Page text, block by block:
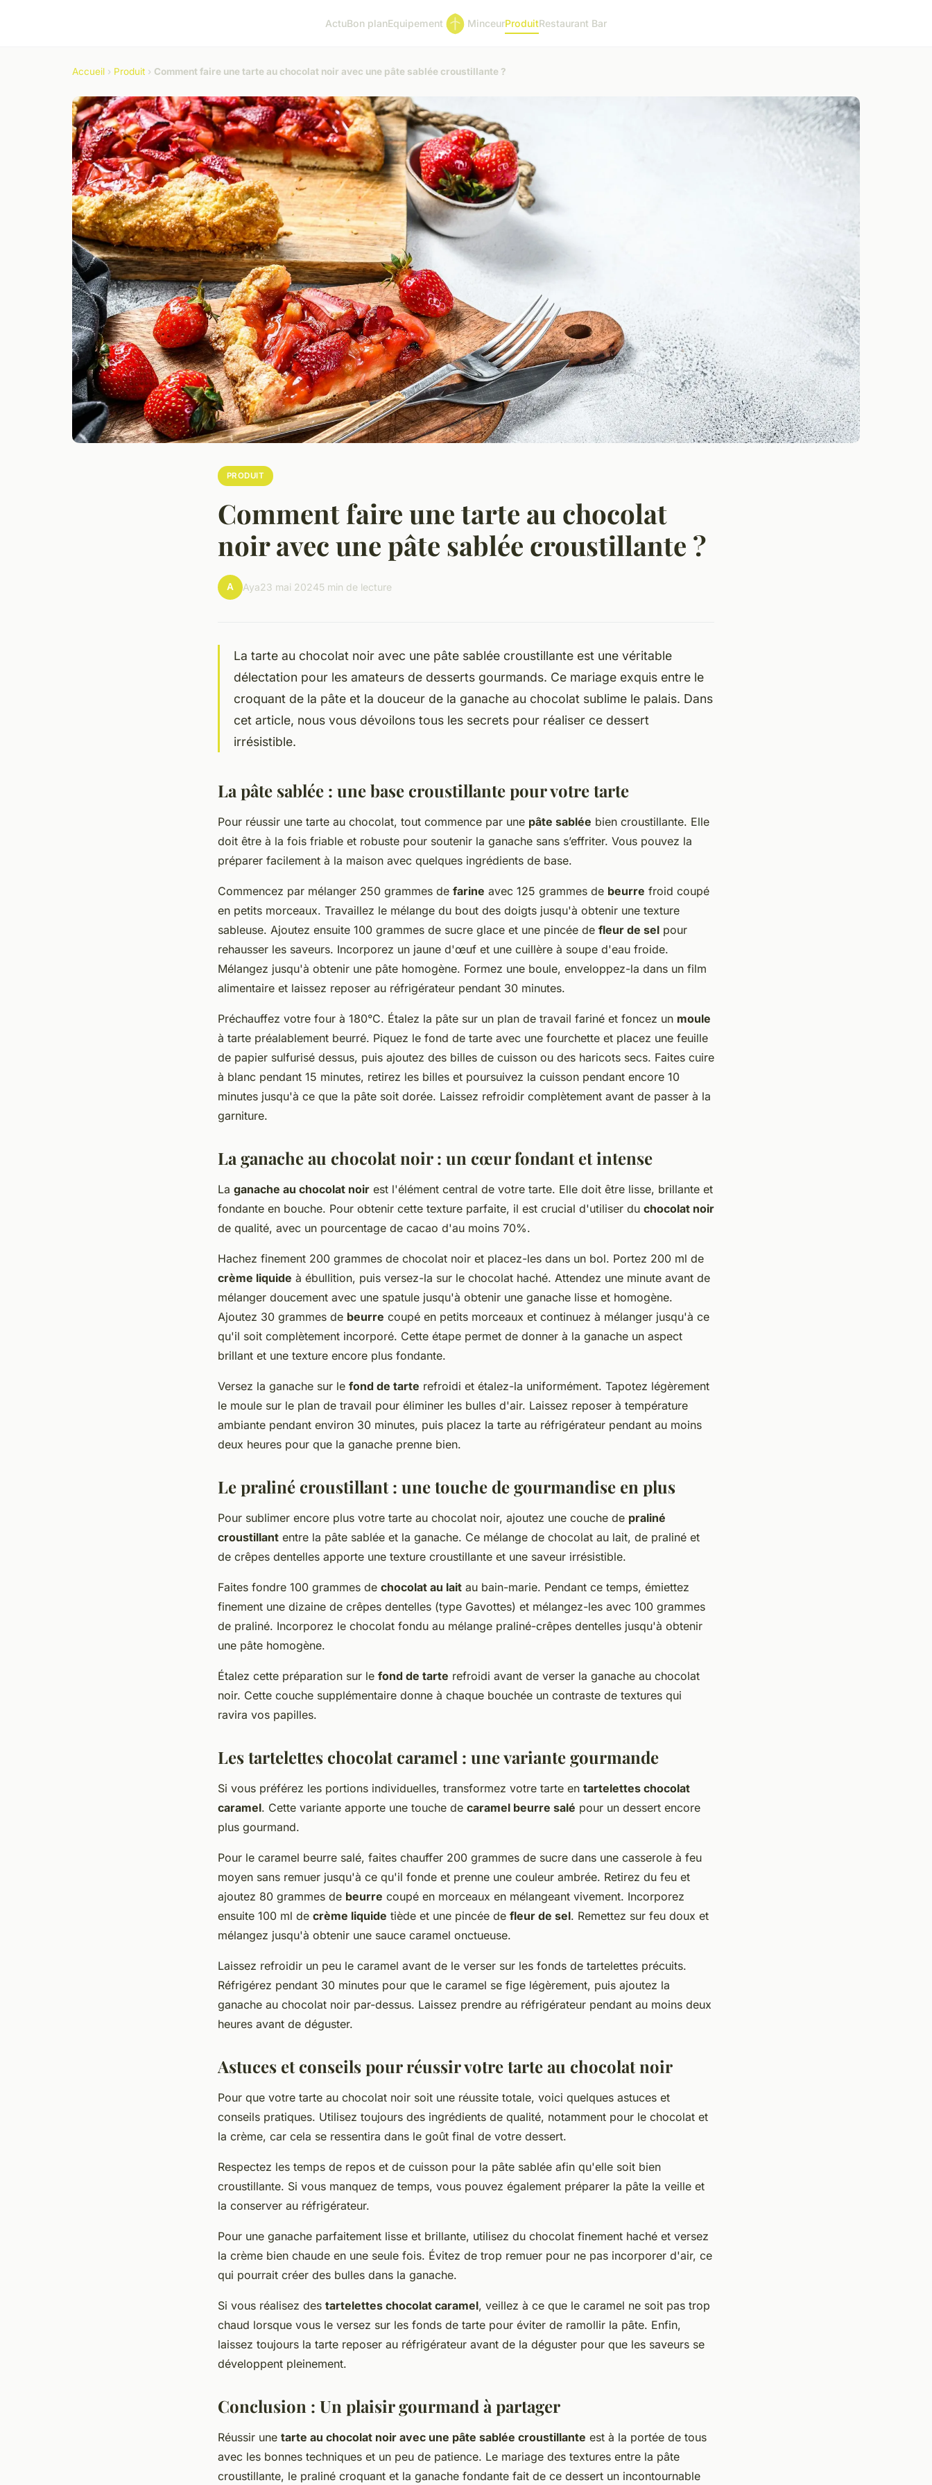
ActuBon planEquipement MinceurProduitRestaurant Bar
Accueil › Produit › Comment faire une tarte au chocolat noir avec une pâte sablée croustillante ?
PRODUIT
Comment faire une tarte au chocolat
noir avec une pâte sablée croustillante ?
A Aya23 mai 20245 min de lecture
La tarte au chocolat noir avec une pâte sablée croustillante est une véritable
délectation pour les amateurs de desserts gourmands. Ce mariage exquis entre le
croquant de la pâte et la douceur de la ganache au chocolat sublime le palais. Dans
cet article, nous vous dévoilons tous les secrets pour réaliser ce dessert
irrésistible.
La pâte sablée : une base croustillante pour votre tarte
Pour réussir une tarte au chocolat, tout commence par une pâte sablée bien croustillante. Elle
doit être à la fois friable et robuste pour soutenir la ganache sans s’effriter. Vous pouvez la
préparer facilement à la maison avec quelques ingrédients de base.
Commencez par mélanger 250 grammes de farine avec 125 grammes de beurre froid coupé
en petits morceaux. Travaillez le mélange du bout des doigts jusqu'à obtenir une texture
sableuse. Ajoutez ensuite 100 grammes de sucre glace et une pincée de fleur de sel pour
rehausser les saveurs. Incorporez un jaune d'œuf et une cuillère à soupe d'eau froide.
Mélangez jusqu'à obtenir une pâte homogène. Formez une boule, enveloppez-la dans un film
alimentaire et laissez reposer au réfrigérateur pendant 30 minutes.
Préchauffez votre four à 180°C. Étalez la pâte sur un plan de travail fariné et foncez un moule
à tarte préalablement beurré. Piquez le fond de tarte avec une fourchette et placez une feuille
de papier sulfurisé dessus, puis ajoutez des billes de cuisson ou des haricots secs. Faites cuire
à blanc pendant 15 minutes, retirez les billes et poursuivez la cuisson pendant encore 10
minutes jusqu'à ce que la pâte soit dorée. Laissez refroidir complètement avant de passer à la
garniture.
La ganache au chocolat noir : un cœur fondant et intense
La ganache au chocolat noir est l'élément central de votre tarte. Elle doit être lisse, brillante et
fondante en bouche. Pour obtenir cette texture parfaite, il est crucial d'utiliser du chocolat noir
de qualité, avec un pourcentage de cacao d'au moins 70%.
Hachez finement 200 grammes de chocolat noir et placez-les dans un bol. Portez 200 ml de
crème liquide à ébullition, puis versez-la sur le chocolat haché. Attendez une minute avant de
mélanger doucement avec une spatule jusqu'à obtenir une ganache lisse et homogène.
Ajoutez 30 grammes de beurre coupé en petits morceaux et continuez à mélanger jusqu'à ce
qu'il soit complètement incorporé. Cette étape permet de donner à la ganache un aspect
brillant et une texture encore plus fondante.
Versez la ganache sur le fond de tarte refroidi et étalez-la uniformément. Tapotez légèrement
le moule sur le plan de travail pour éliminer les bulles d'air. Laissez reposer à température
ambiante pendant environ 30 minutes, puis placez la tarte au réfrigérateur pendant au moins
deux heures pour que la ganache prenne bien.
Le praliné croustillant : une touche de gourmandise en plus
Pour sublimer encore plus votre tarte au chocolat noir, ajoutez une couche de praliné
croustillant entre la pâte sablée et la ganache. Ce mélange de chocolat au lait, de praliné et
de crêpes dentelles apporte une texture croustillante et une saveur irrésistible.
Faites fondre 100 grammes de chocolat au lait au bain-marie. Pendant ce temps, émiettez
finement une dizaine de crêpes dentelles (type Gavottes) et mélangez-les avec 100 grammes
de praliné. Incorporez le chocolat fondu au mélange praliné-crêpes dentelles jusqu'à obtenir
une pâte homogène.
Étalez cette préparation sur le fond de tarte refroidi avant de verser la ganache au chocolat
noir. Cette couche supplémentaire donne à chaque bouchée un contraste de textures qui
ravira vos papilles.
Les tartelettes chocolat caramel : une variante gourmande
Si vous préférez les portions individuelles, transformez votre tarte en tartelettes chocolat
caramel. Cette variante apporte une touche de caramel beurre salé pour un dessert encore
plus gourmand.
Pour le caramel beurre salé, faites chauffer 200 grammes de sucre dans une casserole à feu
moyen sans remuer jusqu'à ce qu'il fonde et prenne une couleur ambrée. Retirez du feu et
ajoutez 80 grammes de beurre coupé en morceaux en mélangeant vivement. Incorporez
ensuite 100 ml de crème liquide tiède et une pincée de fleur de sel. Remettez sur feu doux et
mélangez jusqu'à obtenir une sauce caramel onctueuse.
Laissez refroidir un peu le caramel avant de le verser sur les fonds de tartelettes précuits.
Réfrigérez pendant 30 minutes pour que le caramel se fige légèrement, puis ajoutez la
ganache au chocolat noir par-dessus. Laissez prendre au réfrigérateur pendant au moins deux
heures avant de déguster.
Astuces et conseils pour réussir votre tarte au chocolat noir
Pour que votre tarte au chocolat noir soit une réussite totale, voici quelques astuces et
conseils pratiques. Utilisez toujours des ingrédients de qualité, notamment pour le chocolat et
la crème, car cela se ressentira dans le goût final de votre dessert.
Respectez les temps de repos et de cuisson pour la pâte sablée afin qu'elle soit bien
croustillante. Si vous manquez de temps, vous pouvez également préparer la pâte la veille et
la conserver au réfrigérateur.
Pour une ganache parfaitement lisse et brillante, utilisez du chocolat finement haché et versez
la crème bien chaude en une seule fois. Évitez de trop remuer pour ne pas incorporer d'air, ce
qui pourrait créer des bulles dans la ganache.
Si vous réalisez des tartelettes chocolat caramel, veillez à ce que le caramel ne soit pas trop
chaud lorsque vous le versez sur les fonds de tarte pour éviter de ramollir la pâte. Enfin,
laissez toujours la tarte reposer au réfrigérateur avant de la déguster pour que les saveurs se
développent pleinement.
Conclusion : Un plaisir gourmand à partager
Réussir une tarte au chocolat noir avec une pâte sablée croustillante est à la portée de tous
avec les bonnes techniques et un peu de patience. Le mariage des textures entre la pâte
croustillante, le praliné croquant et la ganache fondante fait de ce dessert un incontournable